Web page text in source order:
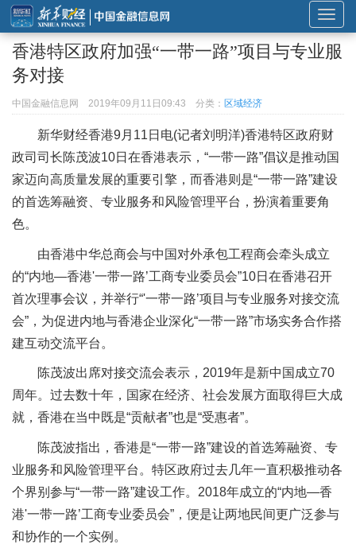
展
开
或
导
航
香港特区政府加强“一带一路”项目与专业服
务对接
中国金融信息网 2019年09月11日09:43 分类： 区域经济
新华财经香港9月11日电(记者刘明洋)香港特区政府财
政司司长陈茂波10日在香港表示，“一带一路”倡议是推动国
家迈向高质量发展的重要引擎，而香港则是“一带一路”建设
的首选筹融资、专业服务和风险管理平台，扮演着重要角
色。
由香港中华总商会与中国对外承包工程商会牵头成立
的“内地—香港'一带一路’工商专业委员会”10日在香港召开
首次理事会议，并举行“'一带一路’项目与专业服务对接交流
会”，为促进内地与香港企业深化“一带一路”市场实务合作搭
建互动交流平台。
陈茂波出席对接交流会表示，2019年是新中国成立70
周年。过去数十年，国家在经济、社会发展方面取得巨大成
就，香港在当中既是“贡献者”也是“受惠者”。
陈茂波指出，香港是“一带一路”建设的首选筹融资、专
业服务和风险管理平台。特区政府过去几年一直积极推动各
个界别参与“一带一路”建设工作。2018年成立的“内地—香
港'一带一路’工商专业委员会”，便是让两地民间更广泛参与
和协作的一个实例。